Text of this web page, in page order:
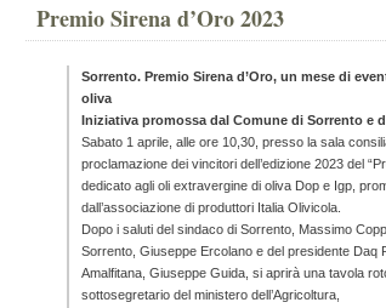
Premio Sirena d’Oro 2023
Sorrento. Premio Sirena d’Oro, un mese di
oliva
Iniziativa promossa dal Comune di Sorrento e
Sabato 1 aprile, alle ore 10,30, presso la sala
proclamazione dei vincitori dell’edizione 2023 del
dedicato agli oli extravergine di oliva Dop e Igp,
dall’associazione di produttori Italia Olivicola.
Dopo i saluti del sindaco di Sorrento, Massimo
Sorrento, Giuseppe Ercolano e del presidente Daq
Amalfitana, Giuseppe Guida, si aprirà una tavola
sottosegretario del ministero dell’Agricoltura,